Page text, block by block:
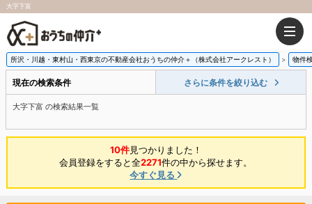
大字下富
所沢・川越・東村山・西東京の不動産会社おうちの仲介＋（株式会社アークレスト） 物件
現在の検索条件 さらに条件を絞り込む
大字下富 の検索結果一覧
10件見つかりました！
会員登録をすると全2271件の中から探せます。
今すぐ見る